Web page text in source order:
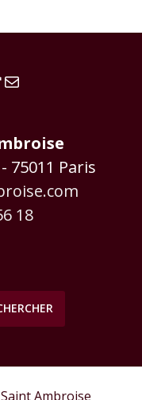
E-mail
75011 Paris
18
Ambroise